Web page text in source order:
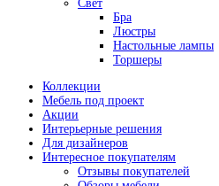
Свет
Бра
Люстры
Настольные лампы
Торшеры
Коллекции
Мебель под проект
Акции
Интерьерные решения
Для дизайнеров
Интересное покупателям
Отзывы покупателей